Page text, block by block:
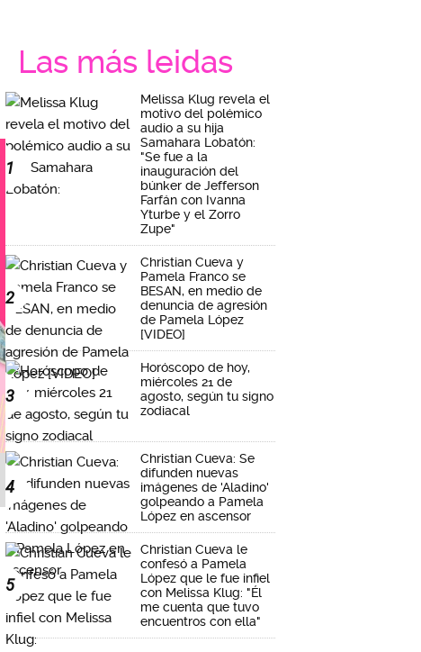
Las más leidas
1
Melissa Klug revela el
motivo del polémico
audio a su hija
Samahara Lobatón:
"Se fue a la
inauguración del
búnker de Jefferson
Farfán con Ivanna
Yturbe y el Zorro
Zupe"
2
Christian Cueva y
Pamela Franco se
BESAN, en medio de
denuncia de agresión
de Pamela López
[VIDEO]
3
Horóscopo de hoy,
miércoles 21 de
agosto, según tu signo
zodiacal
4
Christian Cueva: Se
difunden nuevas
imágenes de 'Aladino'
golpeando a Pamela
López en ascensor
5
Christian Cueva le
confesó a Pamela
López que le fue infiel
con Melissa Klug: "Él
me cuenta que tuvo
encuentros con ella"